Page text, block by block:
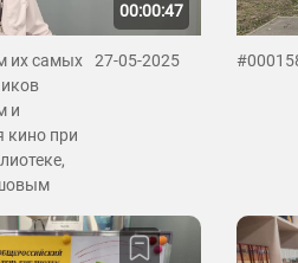
00:00:47
их самых
и
кино при
27-05-2025